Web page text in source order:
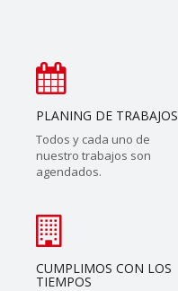
PLANING DE TRABAJOS
Todos y cada uno de
nuestro trabajos son
agendados.
CUMPLIMOS CON LOS
TIEMPOS